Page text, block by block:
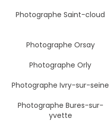
Photographe Saint-cloud
Photographe Orsay
Photographe Orly
Photographe Ivry-sur-seine
Photographe Bures-sur-
yvette